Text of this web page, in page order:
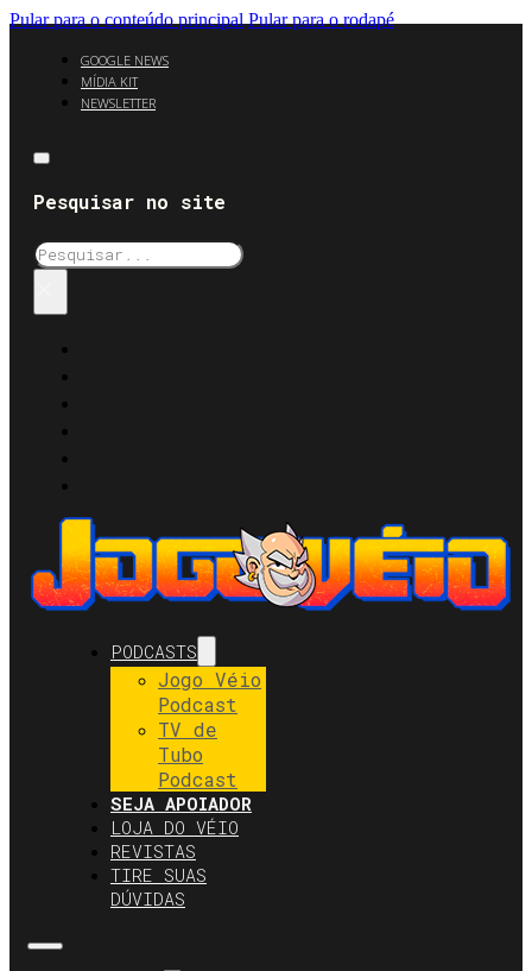
Pular para o conteúdo principal Pular para o rodapé
GOOGLE NEWS
MÍDIA KIT
NEWSLETTER
Pesquisar no site
Pesquisar
PODCASTS
Jogo Véio
Podcast
TV de
Tubo
Podcast
SEJA APOIADOR
LOJA DO VÉIO
REVISTAS
TIRE SUAS
DÚVIDAS